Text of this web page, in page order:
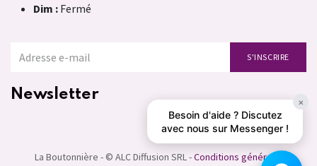
Dim : Fermé
S'INSCRIRE
Newsletter ×
Besoin d'aide ? Discutez
avec nous sur Messenger !
La Boutonnière - © ALC Diffusion SRL -Conditions générales